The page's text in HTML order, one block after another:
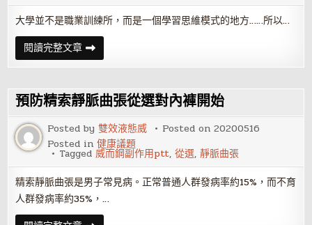
大學並不是職業訓練所，而是一個學習思維模式的地方……所以…
閱讀完整文章大
學
生
請
不
要
再
努
力
了！
預防精索靜脈曲張從選對內褲開始
Posted by雙效液態威 Posted on20200516
Posted in健康議題
Tagged威而鋼副作用ptt,從選,靜脈曲張
精索靜脈曲張是男子常見病。正常普通人群發病率約15%，而不育
人群發病率約35%，…